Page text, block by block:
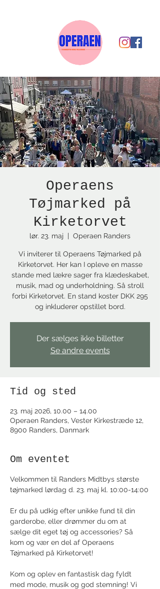
Operaens
Tøjmarked på
Kirketorvet
lør. 23. maj
  |
Operaen Randers
Vi inviterer til Operaens Tøjmarked på
Kirketorvet. Her kan I opleve en masse
stande med lækre sager fra klædeskabet,
musik, mad og underholdning. Så stroll
forbi Kirketorvet. En stand koster DKK 295
og inkluderer opstillet bord.
Der sælges ikke billetter
Se andre events
Tid og sted
23. maj 2026, 10.00 – 14.00
Operaen Randers, Vester Kirkestræde 12,
8900 Randers, Danmark
Om eventet
Velkommen til Randers Midtbys største
tøjmarked lørdag d. 23. maj kl. 10:00-14:00
Er du på udkig efter unikke fund til din
garderobe, eller drømmer du om at
sælge dit eget tøj og accessories? Så
kom og vær en del af Operaens
Tøjmarked på Kirketorvet!
Kom og oplev en fantastisk dag fyldt
med mode, musik og god stemning! Vi